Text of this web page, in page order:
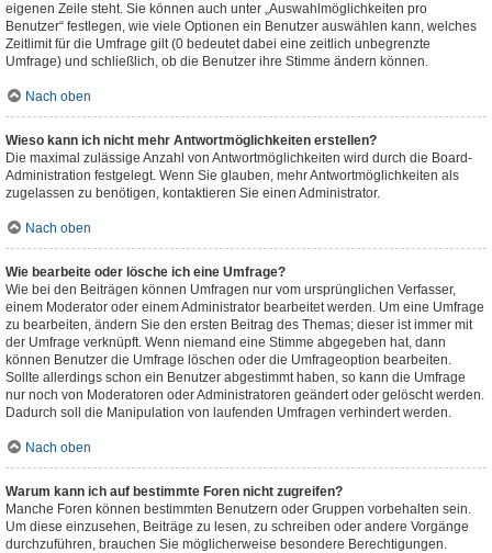
eigenen Zeile steht. Sie können auch unter „Auswahlmöglichkeiten pro
Benutzer“ festlegen, wie viele Optionen ein Benutzer auswählen kann, welches
Zeitlimit für die Umfrage gilt (0 bedeutet dabei eine zeitlich unbegrenzte
Umfrage) und schließlich, ob die Benutzer ihre Stimme ändern können.
Nach oben
Wieso kann ich nicht mehr Antwortmöglichkeiten erstellen?
Die maximal zulässige Anzahl von Antwortmöglichkeiten wird durch die Board-
Administration festgelegt. Wenn Sie glauben, mehr Antwortmöglichkeiten als
zugelassen zu benötigen, kontaktieren Sie einen Administrator.
Nach oben
Wie bearbeite oder lösche ich eine Umfrage?
Wie bei den Beiträgen können Umfragen nur vom ursprünglichen Verfasser,
einem Moderator oder einem Administrator bearbeitet werden. Um eine Umfrage
zu bearbeiten, ändern Sie den ersten Beitrag des Themas; dieser ist immer mit
der Umfrage verknüpft. Wenn niemand eine Stimme abgegeben hat, dann
können Benutzer die Umfrage löschen oder die Umfrageoption bearbeiten.
Sollte allerdings schon ein Benutzer abgestimmt haben, so kann die Umfrage
nur noch von Moderatoren oder Administratoren geändert oder gelöscht werden.
Dadurch soll die Manipulation von laufenden Umfragen verhindert werden.
Nach oben
Warum kann ich auf bestimmte Foren nicht zugreifen?
Manche Foren können bestimmten Benutzern oder Gruppen vorbehalten sein.
Um diese einzusehen, Beiträge zu lesen, zu schreiben oder andere Vorgänge
durchzuführen, brauchen Sie möglicherweise besondere Berechtigungen.